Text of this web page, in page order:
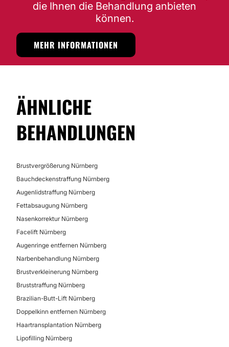
die Ihnen die Behandlung anbieten
können.
MEHR INFORMATIONEN
ÄHNLICHE
BEHANDLUNGEN
Brustvergrößerung Nürnberg
Bauchdeckenstraffung Nürnberg
Augenlidstraffung Nürnberg
Fettabsaugung Nürnberg
Nasenkorrektur Nürnberg
Facelift Nürnberg
Augenringe entfernen Nürnberg
Narbenbehandlung Nürnberg
Brustverkleinerung Nürnberg
Bruststraffung Nürnberg
Brazilian-Butt-Lift Nürnberg
Doppelkinn entfernen Nürnberg
Haartransplantation Nürnberg
Lipofilling Nürnberg